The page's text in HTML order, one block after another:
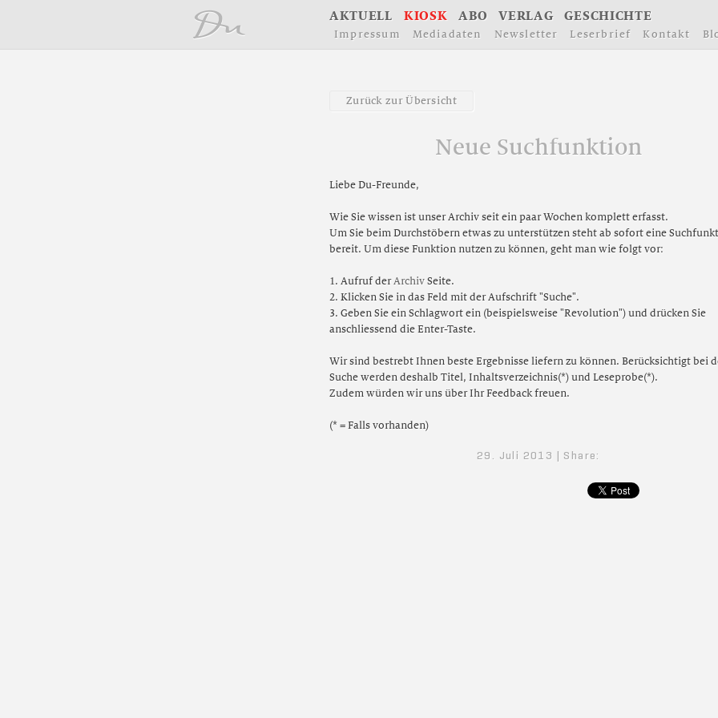
AKTUELL KIOSK ABO VERLAG GESCHICHTE
I m p ressu m Med iad aten Newsletter Leserb rief Ko ntakt Bl
Zurück zur Übersicht
Neue Suchfunktion
Liebe Du-Freunde,
Wie Sie wissen ist unser Archiv seit ein paar Wochen komplett erfasst.
Um Sie beim Durchstöbern etwas zu unterstützen steht ab sofort eine
bereit. Um diese Funktion nutzen zu können, geht man wie folgt vor:
1. Aufruf derArchiv Seite.
2. Klicken Sie in das Feld mit der Aufschrift "Suche".
3. Geben Sie ein Schlagwort ein (beispielsweise "Revolution") und drücken Sie
anschliessend die Enter-Taste.
Wir sind bestrebt Ihnen beste Ergebnisse liefern zu können. Berücksichtigt bei
Suche werden deshalb Titel, Inhaltsverzeichnis(*) und Leseprobe(*).
Zudem würden wir uns über Ihr Feedback freuen.
(* = Falls vorhanden)
29. Juli 2013 | Share: